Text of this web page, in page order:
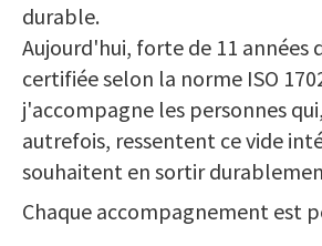
durable.
Aujourd'hui, forte de 11 années
certifiée selon la norme ISO
j'accompagne les personnes
autrefois, ressentent ce vide
souhaitent en sortir
Chaque accompagnement est